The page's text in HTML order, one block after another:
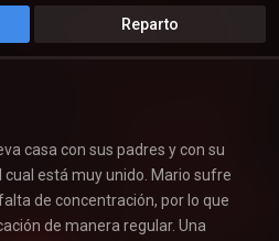
Reparto
casa con sus padres y con su
cual está muy unido. Mario sufre
de concentración, por lo que
de manera regular. Una